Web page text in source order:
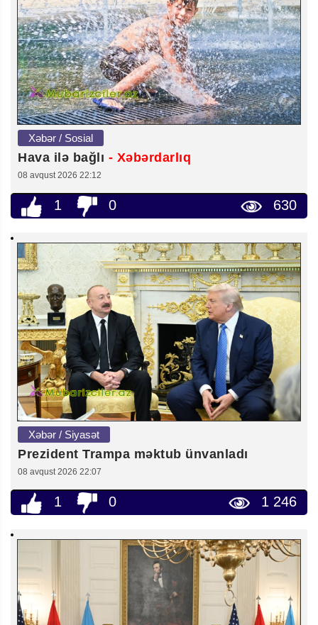
Xəbər / Sosial
Hava ilə bağlı - Xəbərdarlıq
08 avqust 2026 22:12
1 0 630
Xəbər / Siyasət
Prezident Trampa məktub ünvanladı
08 avqust 2026 22:07
1 0 1 246